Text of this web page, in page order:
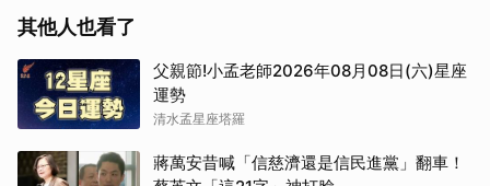
其他人也看了
父親節!小孟老師2026年08月08日(六)星座
運勢
清水孟星座塔羅
蔣萬安昔喊「信慈濟還是信民進黨」翻車！